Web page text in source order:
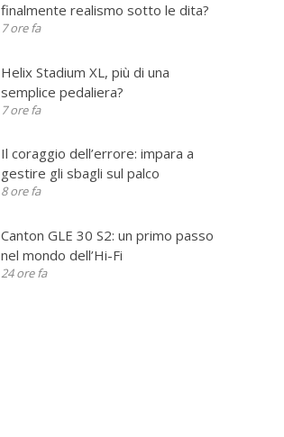
finalmente realismo sotto le dita?
7 ore fa
Helix Stadium XL, più di una
semplice pedaliera?
7 ore fa
Il coraggio dell’errore: impara a
gestire gli sbagli sul palco
8 ore fa
Canton GLE 30 S2: un primo passo
nel mondo dell’Hi-Fi
24 ore fa